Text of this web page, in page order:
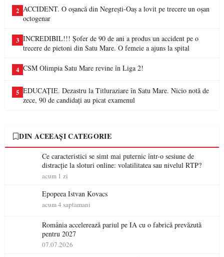
2 ACCIDENT. O oșancă din Negrești-Oaș a lovit pe trecere un oșan
octogenar
3 INCREDIBIL!!! Șofer de 90 de ani a produs un accident pe o
trecere de pietoni din Satu Mare. O femeie a ajuns la spital
4 CSM Olimpia Satu Mare revine în Liga 2!
5 EDUCAȚIE. Dezastru la Titluraziare în Satu Mare. Nicio notă de
zece, 90 de candidați au picat examenul
DIN ACEEAȘI CATEGORIE
Ce caracteristici se simt mai puternic într-o sesiune de
distracție la sloturi online: volatilitatea sau nivelul RTP?
acum 1 zi
Epopeea Istvan Kovacs
acum 4 saptamani
România accelerează pariul pe IA cu o fabrică prevăzută
pentru 2027
07.07.2026